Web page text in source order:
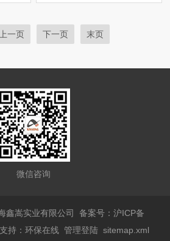
上一页 下一页 末页
微信咨询
鑫嵩实业有限公司备案号：沪ICP备
持：环保在线 管理登陆 sitemap.xml